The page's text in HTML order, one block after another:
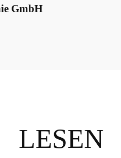
GmbH
LESEN